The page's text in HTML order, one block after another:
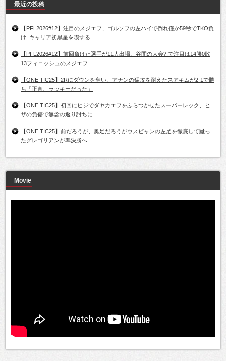
最近の投稿
【PFL2026#12】注目のメジエフ、ゴルソフの左ハイで倒れ僅か59秒でTKO負
け=キャリア初黒星を喫する
【PFL2026#12】前回負けた選手が11人出場、谷間の大会?!で注目は14勝0敗
13フィニッシュのメジエフ
【ONE TIC25】2Rにダウンを奪い、アナンの猛攻を耐えたスアキムが2-1で勝
ち「正直、ラッキーだった」
【ONE TIC25】初回にヒジでダヤカエフをふらつかせたスーパーレック、ヒ
ザの負傷で無念の返り討ちに
【ONE TIC25】前だろうが、奥足だろうがウスビャンの左足を徹底して蹴っ
たグレゴリアンが準決勝へ
Movie